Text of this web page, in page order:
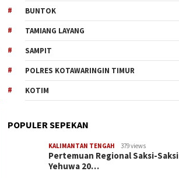
BUNTOK
TAMIANG LAYANG
SAMPIT
POLRES KOTAWARINGIN TIMUR
KOTIM
POPULER SEPEKAN
KALIMANTAN TENGAH 379 views
Pertemuan Regional Saksi-Saksi
Yehuwa 20…